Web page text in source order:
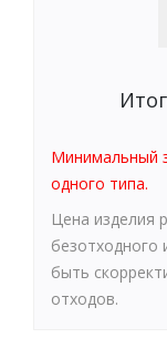
Минимальный
одного типа.
Цена изделия
безотходного
быть
отходов.